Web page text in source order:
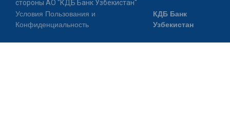
стороны АО "КДБ Банк Узбекистан"
Условия Пользования и
Конфиденциальность
КДБ Банк
Узбекистан